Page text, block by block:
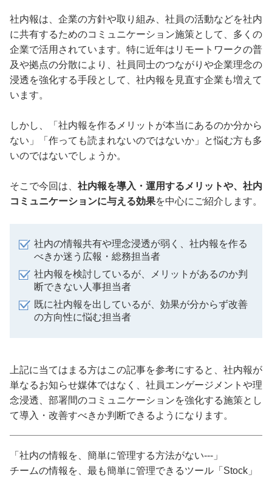
社内報は、企業の方針や取り組み、社員の活動などを社内
に共有するためのコミュニケーション施策として、多くの
企業で活用されています。特に近年はリモートワークの普
及や拠点の分散により、社員同士のつながりや企業理念の
浸透を強化する手段として、社内報を見直す企業も増えて
います。
しかし、「社内報を作るメリットが本当にあるのか分から
ない」「作っても読まれないのではないか」と悩む方も多
いのではないでしょうか。
そこで今回は、 社内報を導入・運用するメリットや、社内
コミュニケーションに与える効果を中心にご紹介します。
社内の情報共有や理念浸透が弱く、社内報を作る
べきか迷う広報・総務担当者
社内報を検討しているが、メリットがあるのか判
断できない人事担当者
既に社内報を出しているが、効果が分からず改善
の方向性に悩む担当者
上記に当てはまる方はこの記事を参考にすると、社内報が
単なるお知らせ媒体ではなく、社員エンゲージメントや理
念浸透、部署間のコミュニケーションを強化する施策とし
て導入・改善すべきか判断できるようになります。
「社内の情報を、簡単に管理する方法がない---」
チームの情報を、最も簡単に管理できるツール「Stock」